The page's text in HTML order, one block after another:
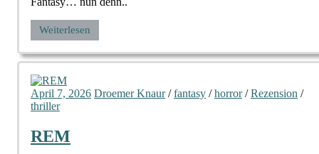
Weiterlesen
April 7, 2026 Droemer Knaur/fantasy /horror/Rezension /
thriller
REM